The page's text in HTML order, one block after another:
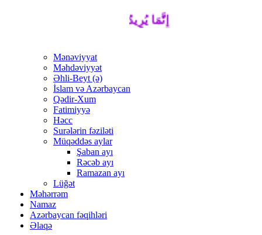
إِنَّمَا يُرِيدُ اللَّهُ لِيُذْهِبَ عَنْكُمُ
Mənəviyyat
Məhdəviyyət
Əhli-Beyt (ə)
İslam və Azərbaycan
Qədir-Xum
Fatimiyyə
Həcc
Surələrin fəziləti
Müqəddəs aylar
Şaban ayı
Rəcəb ayı
Ramazan ayı
Lüğət
Məhərrəm
Namaz
Azərbaycan fəqihləri
Əlaqə